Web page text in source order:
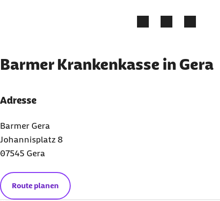
Barmer Krankenkasse in Gera
Adresse
Barmer Gera
Johannisplatz 8
07545 Gera
Route planen